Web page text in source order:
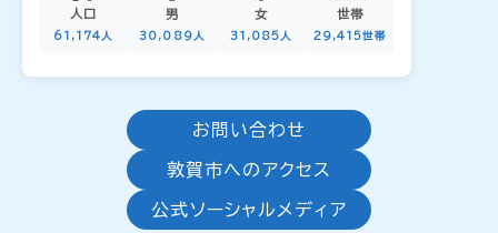
人口
61,174人
男
30,089人
女
31,085人
世帯
29,415世帯
お問い合わせ
敦賀市へのアクセス
公式ソーシャルメディア